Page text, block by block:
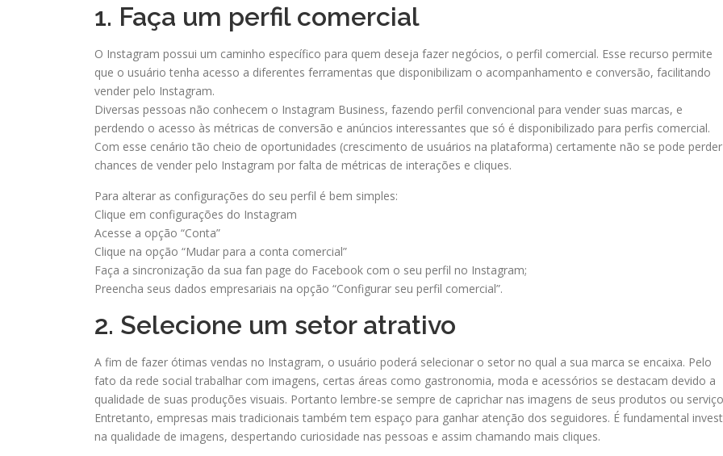
1. Faça um perfil comercial
O Instagram possui um caminho específico para quem deseja fazer negócios, o perfil comercial. Esse recurso permite
que o usuário tenha acesso a diferentes ferramentas que disponibilizam o acompanhamento e conversão, facilitando
vender pelo Instagram.
Diversas pessoas não conhecem o Instagram Business, fazendo perfil convencional para vender suas marcas, e
perdendo o acesso às métricas de conversão e anúncios interessantes que só é disponibilizado para perfis comercial.
Com esse cenário tão cheio de oportunidades (crescimento de usuários na plataforma) certamente não se pode perder
chances de vender pelo Instagram por falta de métricas de interações e cliques.
Para alterar as configurações do seu perfil é bem simples:
Clique em configurações do Instagram
Acesse a opção “Conta”
Clique na opção “Mudar para a conta comercial”
Faça a sincronização da sua fan page do Facebook com o seu perfil no Instagram;
Preencha seus dados empresariais na opção “Configurar seu perfil comercial”.
2. Selecione um setor atrativo
A fim de fazer ótimas vendas no Instagram, o usuário poderá selecionar o setor no qual a sua marca se encaixa. Pelo
fato da rede social trabalhar com imagens, certas áreas como gastronomia, moda e acessórios se destacam devido a
qualidade de suas produções visuais. Portanto lembre-se sempre de caprichar nas imagens de seus produtos ou
Entretanto, empresas mais tradicionais também tem espaço para ganhar atenção dos seguidores. É fundamental
na qualidade de imagens, despertando curiosidade nas pessoas e assim chamando mais cliques.